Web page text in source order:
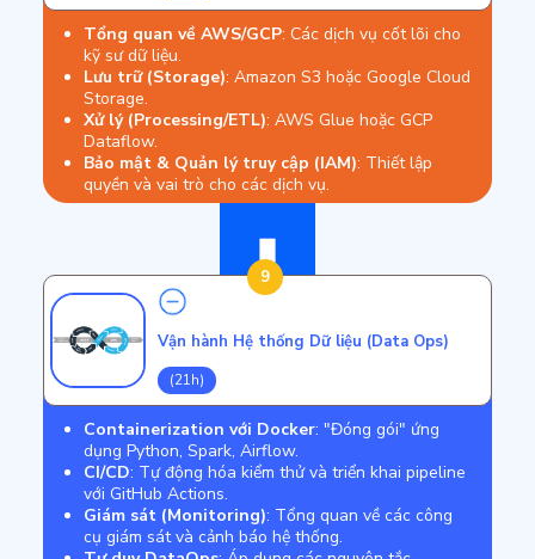
Tổng quan về AWS/GCP: Các dịch vụ cốt lõi cho
kỹ sư dữ liệu.
Lưu trữ (Storage): Amazon S3 hoặc Google Cloud
Storage.
Xử lý (Processing/ETL): AWS Glue hoặc GCP
Dataflow.
Bảo mật & Quản lý truy cập (IAM): Thiết lập
quyền và vai trò cho các dịch vụ.
9
Vận hành Hệ thống Dữ liệu (Data Ops)
(21h)
Containerization với Docker: "Đóng gói" ứng
dụng Python, Spark, Airflow.
CI/CD: Tự động hóa kiểm thử và triển khai pipeline
với GitHub Actions.
Giám sát (Monitoring): Tổng quan về các công
cụ giám sát và cảnh báo hệ thống.